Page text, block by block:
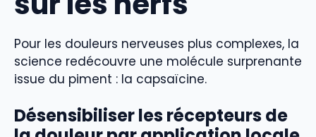
Pour les douleurs nerveuses plus complexes, la
science redécouvre une molécule surprenante
issue du piment : la capsaïcine.
Désensibiliser les récepteurs de